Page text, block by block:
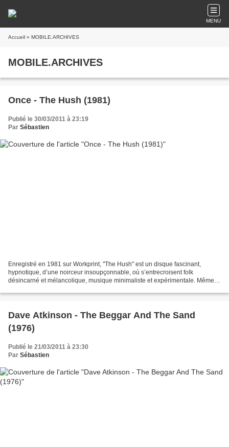
MENU
Accueil » MOBILE.ARCHIVES
MOBILE.ARCHIVES
Once - The Hush (1981)
Publié le 30/03/2011 à 23:19
Par Sébastien
Enregistré en 1981 sur Workprint, "The Hush" est un disque fascinant,
hypnotique, d’une noirceur insoupçonnable, où s’entrecroisent folk
désincarné et mélancolique, musique minimaliste et expérimentale. Même si
Dave Atkinson - The Beggar And The Sand
(1976)
Publié le 21/03/2011 à 23:30
Par Sébastien